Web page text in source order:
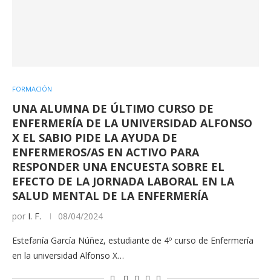
FORMACIÓN
UNA ALUMNA DE ÚLTIMO CURSO DE
ENFERMERÍA DE LA UNIVERSIDAD ALFONSO
X EL SABIO PIDE LA AYUDA DE
ENFERMEROS/AS EN ACTIVO PARA
RESPONDER UNA ENCUESTA SOBRE EL
EFECTO DE LA JORNADA LABORAL EN LA
SALUD MENTAL DE LA ENFERMERÍA
por I. F. 08/04/2024
Estefanía García Núñez, estudiante de 4º curso de Enfermería
en la universidad Alfonso X…